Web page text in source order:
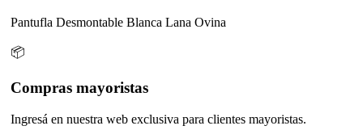
Pantufla Desmontable Blanca Lana Ovina
📦
Compras mayoristas
Ingresá en nuestra web exclusiva para clientes mayoristas.